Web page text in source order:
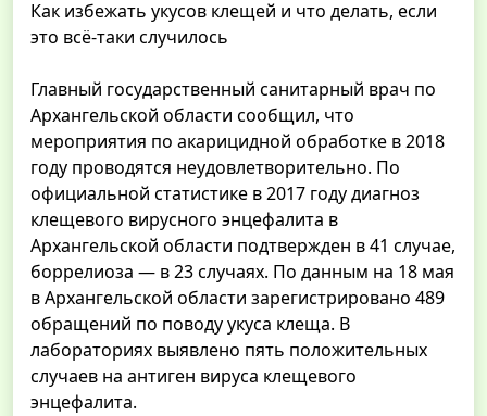
Как избежать укусов клещей и что делать, если
это всё-таки случилось
Главный государственный санитарный врач по
Архангельской области сообщил, что
мероприятия по акарицидной обработке в 2018
году проводятся неудовлетворительно. По
официальной статистике в 2017 году диагноз
клещевого вирусного энцефалита в
Архангельской области подтвержден в 41 случае,
боррелиоза — в 23 случаях. По данным на 18 мая
в Архангельской области зарегистрировано 489
обращений по поводу укуса клеща. В
лабораториях выявлено пять положительных
случаев на антиген вируса клещевого
энцефалита.